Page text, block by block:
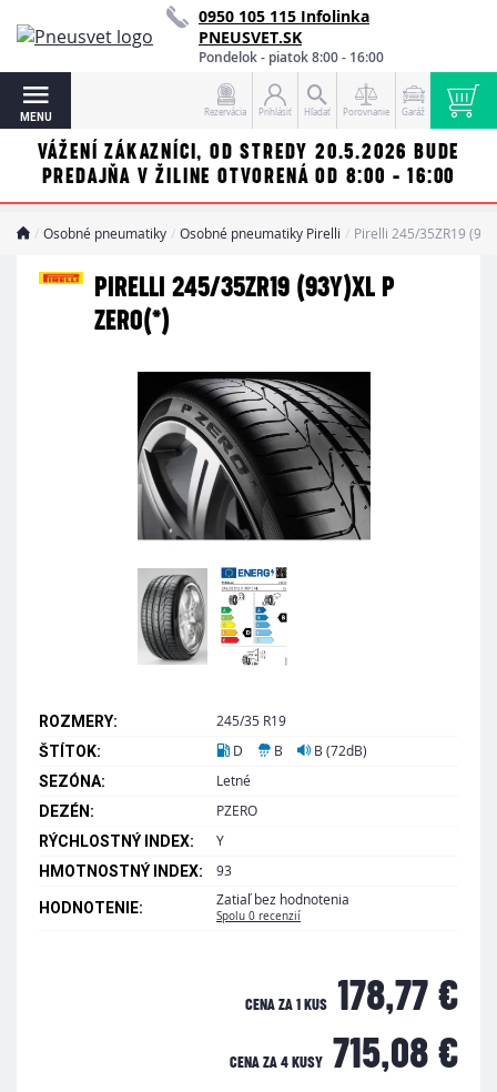
0950 105 115 Infolinka
PNEUSVET.SK
Pondelok - piatok 8:00 - 16:00
MENU Rezervácia Prihlásiť Hľadať Porovnanie Garáž
VÁŽENÍ ZÁKAZNÍCI, OD STREDY 20.5.2026 BUDE
PREDAJŇA V ŽILINE OTVORENÁ OD 8:00 - 16:00
Osobné pneumatiky Osobné pneumatiky Pirelli Pirelli 245/35ZR19
PIRELLI 245/35ZR19 (93Y)XL P
ZERO(*)
ROZMERY: 245/35 R19
ŠTÍTOK: D B B (72dB)
SEZÓNA: Letné
DEZÉN: PZERO
RÝCHLOSTNÝ INDEX: Y
HMOTNOSTNÝ INDEX: 93
HODNOTENIE: Zatiaľ bez hodnotenia
Spolu 0 recenzií
CENA ZA 1 KUS 178,77 €
CENA ZA 4 KUSY 715,08 €